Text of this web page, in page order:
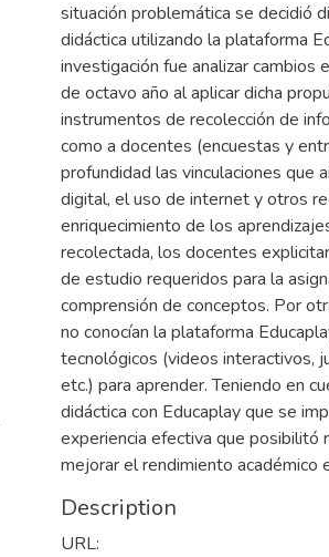
situación problemática se decidió
didáctica utilizando la plataforma
investigación fue analizar cambios
de octavo año al aplicar dicha
instrumentos de recolección de
como a docentes (encuestas y
profundidad las vinculaciones que
digital, el uso de internet y otros
enriquecimiento de los
recolectada, los docentes
de estudio requeridos para la
comprensión de conceptos. Por
no conocían la plataforma
tecnológicos (videos interactivos,
etc.) para aprender. Teniendo en
didáctica con Educaplay que se
experiencia efectiva que posibilitó
mejorar el rendimiento académico
Description
URL: